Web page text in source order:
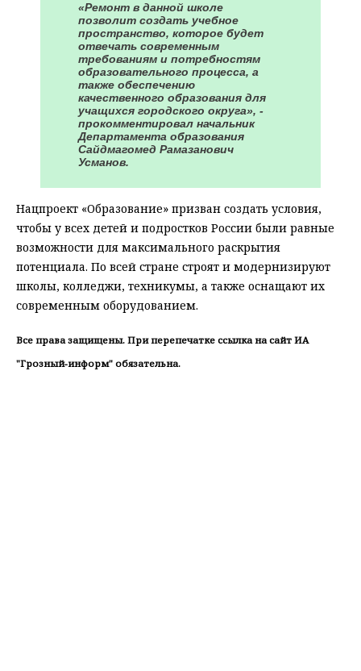
«Ремонт в данной школе
позволит создать учебное
пространство, которое будет
отвечать современным
требованиям и потребностям
образовательного процесса, а
также обеспечению
качественного образования для
учащихся городского округа», -
прокомментировал начальник
Департамента образования
Сайдмагомед Рамазанович
Усманов.
Нацпроект «Образование» призван создать условия,
чтобы у всех детей и подростков России были равные
возможности для максимального раскрытия
потенциала. По всей стране строят и модернизируют
школы, колледжи, техникумы, а также оснащают их
современным оборудованием.
Все права защищены. При перепечатке ссылка на сайт ИА
"Грозный-информ" обязательна.